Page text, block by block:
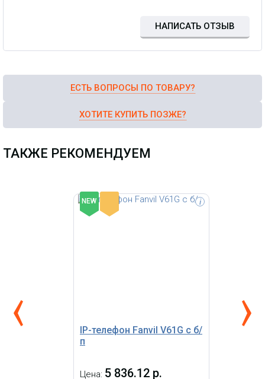
НАПИСАТЬ ОТЗЫВ
ЕСТЬ ВОПРОСЫ ПО ТОВАРУ?
ХОТИТЕ КУПИТЬ ПОЗЖЕ?
ТАКЖЕ РЕКОМЕНДУЕМ
NEW
IP-телефон Fanvil V61G с б/
п
Цена: 5 836.12 р.
i